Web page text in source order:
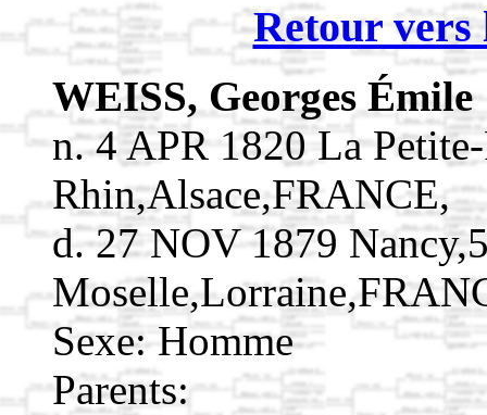
Retour vers
WEISS, Georges Émile
n. 4 APR 1820 La
Rhin,Alsace,FRANCE,
d. 27 NOV 1879
Sexe: Homme
Parents: